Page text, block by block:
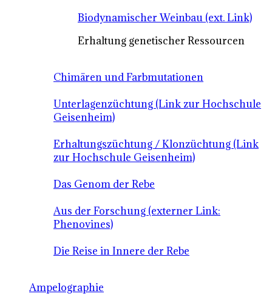
Biodynamischer Weinbau (ext. Link)
Erhaltung genetischer Ressourcen
Chimären und Farbmutationen
Unterlagenzüchtung (Link zur Hochschule
Geisenheim)
Erhaltungszüchtung / Klonzüchtung (Link
zur Hochschule Geisenheim)
Das Genom der Rebe
Aus der Forschung (externer Link:
Phenovines)
Die Reise in Innere der Rebe
Ampelographie